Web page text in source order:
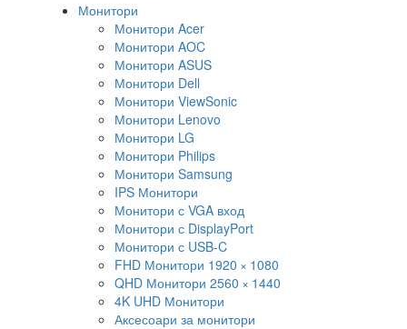
Монитори
Монитори Acer
Монитори AOC
Монитори ASUS
Монитори Dell
Монитори ViewSonic
Монитори Lenovo
Монитори LG
Монитори Philips
Монитори Samsung
IPS Монитори
Монитори с VGA вход
Монитори с DisplayPort
Монитори с USB-C
FHD Монитори 1920 × 1080
QHD Монитори 2560 × 1440
4K UHD Монитори
Аксесоари за монитори